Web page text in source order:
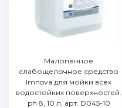
Малопенное
слабощелочное средство
Imnova для мойки всех
водостойких поверхностей.
ph 8, 10 л, арт. D045-10